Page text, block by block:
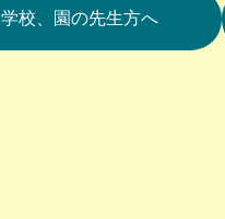
学校、園の先生方へ